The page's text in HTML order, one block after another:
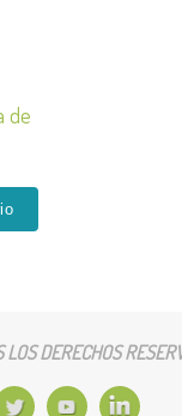
de
DERECHOS